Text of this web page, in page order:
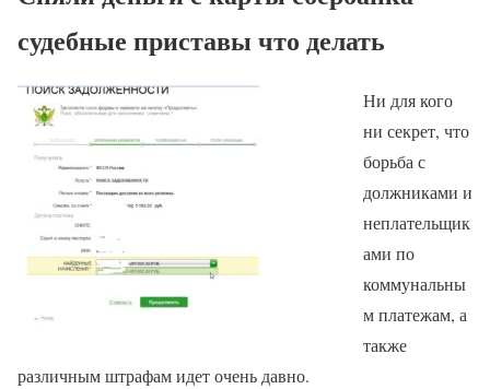
судебные приставы что делать
Ни для кого
ни секрет, что
борьба с
должниками и
неплательщик
ами по
коммунальны
м платежам, а
также
различным штрафам идет очень давно.